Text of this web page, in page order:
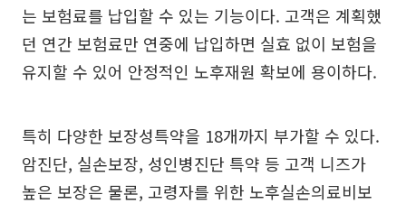
는 보험료를 납입할 수 있는 기능이다. 고객은 계획했
던 연간 보험료만 연중에 납입하면 실효 없이 보험을
유지할 수 있어 안정적인 노후재원 확보에 용이하다.
특히 다양한 보장성특약을 18개까지 부가할 수 있다.
암진단, 실손보장, 성인병진단 특약 등 고객 니즈가
높은 보장은 물론, 고령자를 위한 노후실손의료비보